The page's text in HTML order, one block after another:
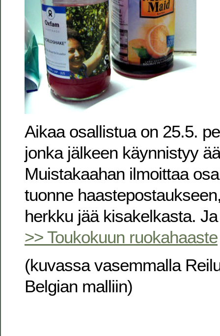
Aikaa osallistua on 25.5.
jonka jälkeen käynnistyy
Muistakaahan ilmoittaa
tuonne
herkku jää kisakelkasta.
>> Toukokuun ruokahaaste
(kuvassa vasemmalla
Belgian malliin)